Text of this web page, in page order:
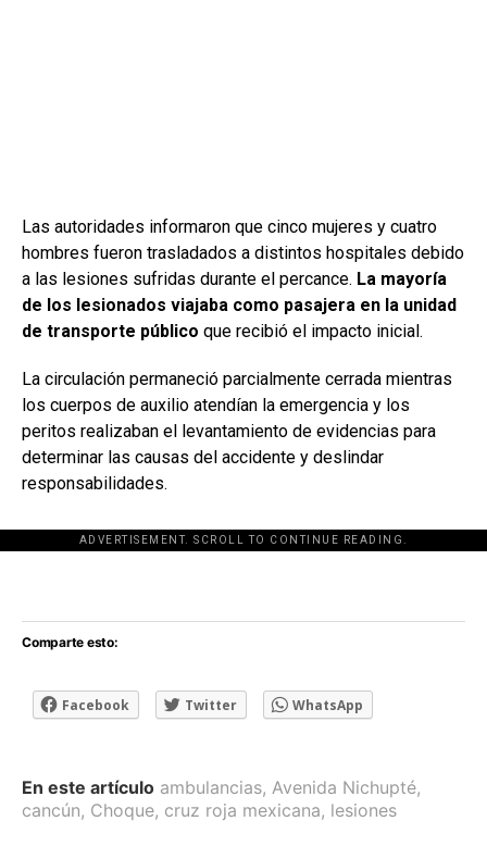
Las autoridades informaron que cinco mujeres y cuatro
hombres fueron trasladados a distintos hospitales debido
a las lesiones sufridas durante el percance. La mayoría
de los lesionados viajaba como pasajera en la unidad
de transporte público que recibió el impacto inicial.
La circulación permaneció parcialmente cerrada mientras
los cuerpos de auxilio atendían la emergencia y los
peritos realizaban el levantamiento de evidencias para
determinar las causas del accidente y deslindar
responsabilidades.
ADVERTISEMENT. SCROLL TO CONTINUE READING.
[adsforwp id="243463"]
Comparte esto:
Facebook Twitter WhatsApp
En este artículo ambulancias, Avenida Nichupté,
cancún, Choque, cruz roja mexicana, lesiones